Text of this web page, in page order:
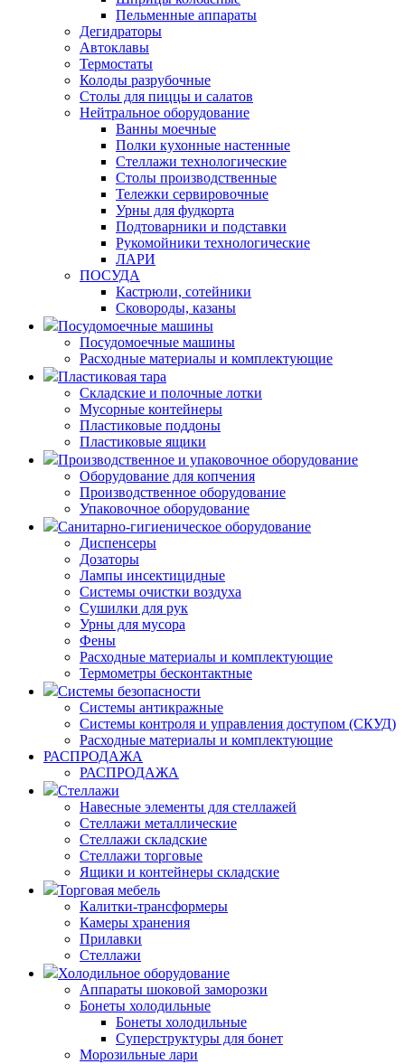
Пельменные аппараты
Дегидраторы
Автоклавы
Термостаты
Колоды разрубочные
Столы для пиццы и салатов
Нейтральное оборудование
Ванны моечные
Полки кухонные настенные
Стеллажи технологические
Столы производственные
Тележки сервировочные
Урны для фудкорта
Подтоварники и подставки
Рукомойники технологические
ЛАРИ
ПОСУДА
Кастрюли, сотейники
Сковороды, казаны
Посудомоечные машины
Посудомоечные машины
Расходные материалы и комплектующие
Пластиковая тара
Складские и полочные лотки
Мусорные контейнеры
Пластиковые поддоны
Пластиковые ящики
Производственное и упаковочное оборудование
Оборудование для копчения
Производственное оборудование
Упаковочное оборудование
Санитарно-гигиеническое оборудование
Диспенсеры
Дозаторы
Лампы инсектицидные
Системы очистки воздуха
Сушилки для рук
Урны для мусора
Фены
Расходные материалы и комплектующие
Термометры бесконтактные
Системы безопасности
Системы антикражные
Системы контроля и управления доступом (СКУД)
Расходные материалы и комплектующие
РАСПРОДАЖА
РАСПРОДАЖА
Стеллажи
Навесные элементы для стеллажей
Стеллажи металлические
Стеллажи складские
Стеллажи торговые
Ящики и контейнеры складские
Торговая мебель
Калитки-трансформеры
Камеры хранения
Прилавки
Стеллажи
Холодильное оборудование
Аппараты шоковой заморозки
Бонеты холодильные
Бонеты холодильные
Суперструктуры для бонет
Морозильные лари